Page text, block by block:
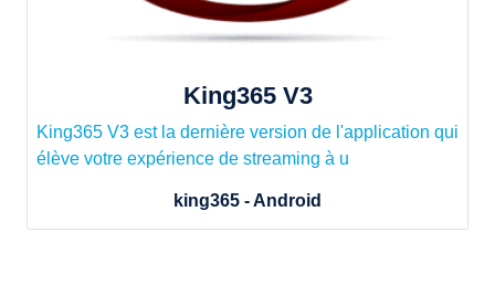
King365 V3
King365 V3 est la dernière version de l'application qui
élève votre expérience de streaming à u
king365 - Android